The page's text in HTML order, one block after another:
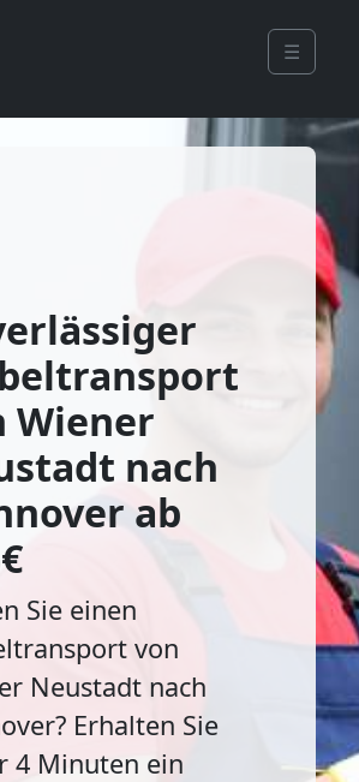
☰
Wiener
nach
ab
Sie einen
von
Neustadt nach
Erhalten Sie
4 Minuten ein